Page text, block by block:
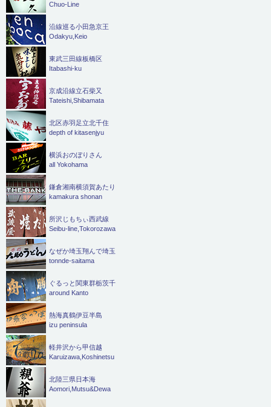
Chuo-Line
沿線巡る小田急京王
Odakyu,Keio
東武三田線板橋区
Itabashi-ku
京成沿線立石柴又
Tateishi,Shibamata
北区赤羽足立北千住
depth of kitasenjyu
横浜おのぼりさん
all Yokohama
鎌倉湘南横須賀あたり
kamakura shonan
所沢じもちぃ西武線
Seibu-line,Tokorozawa
なぜか埼玉翔んで埼玉
tonnde-saitama
ぐるっと関東群栃茨千
around Kanto
熱海真鶴伊豆半島
izu peninsula
軽井沢から甲信越
Karuizawa,Koshinetsu
北陸三県日本海
Aomori,Mutsu&Dewa